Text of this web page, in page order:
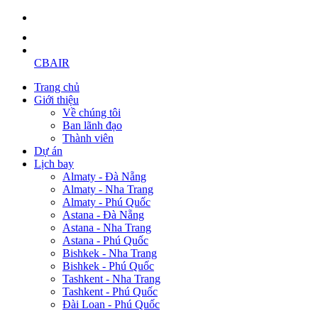
CBAIR
Trang chủ
Giới thiệu
Về chúng tôi
Ban lãnh đạo
Thành viên
Dự án
Lịch bay
Almaty - Đà Nẵng
Almaty - Nha Trang
Almaty - Phú Quốc
Astana - Đà Nẵng
Astana - Nha Trang
Astana - Phú Quốc
Bishkek - Nha Trang
Bishkek - Phú Quốc
Tashkent - Nha Trang
Tashkent - Phú Quốc
Đài Loan - Phú Quốc